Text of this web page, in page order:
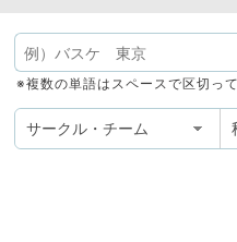
※複数の単語はスペースで区切っ